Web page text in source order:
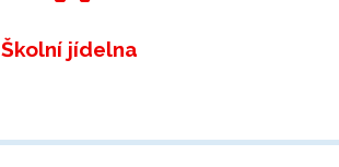
Školní jídelna